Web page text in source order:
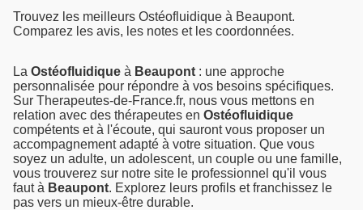
Trouvez les meilleurs Ostéofluidique à Beaupont.
Comparez les avis, les notes et les coordonnées.
La Ostéofluidique à Beaupont : une approche
personnalisée pour répondre à vos besoins spécifiques.
Sur Therapeutes-de-France.fr, nous vous mettons en
relation avec des thérapeutes en Ostéofluidique
compétents et à l'écoute, qui sauront vous proposer un
accompagnement adapté à votre situation. Que vous
soyez un adulte, un adolescent, un couple ou une famille,
vous trouverez sur notre site le professionnel qu'il vous
faut à Beaupont. Explorez leurs profils et franchissez le
pas vers un mieux-être durable.